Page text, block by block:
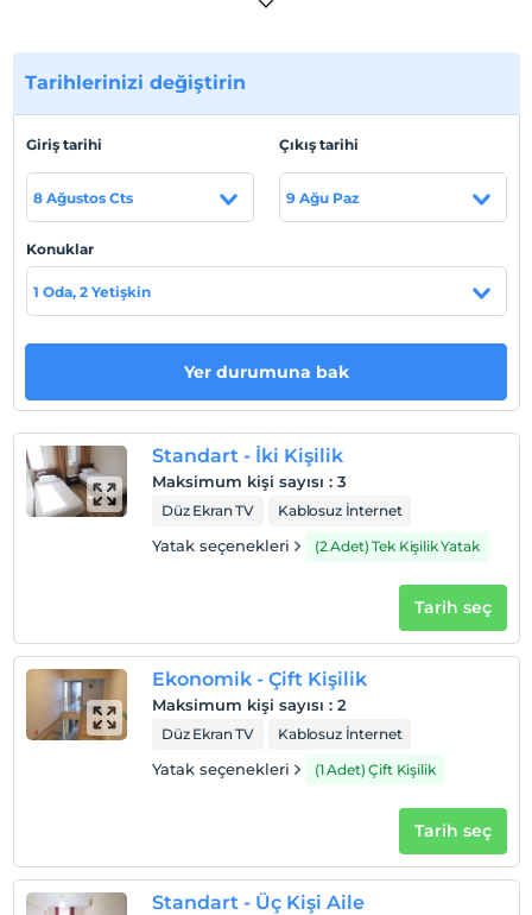
hamamı ve bahçesiyle, sıcak ve samimi bir ortam
Tesis lokasyon bilgileri
Haritada Göster
Otel koşulları
Check/in
En erken saat 13:00 ve sonrası
Check/out
En geç saat 12:00 ve öncesi
Evcil Hayvan
Evcil hayvan kabul edilmemektedir.
Odalarda sigara içilmez
Her bir oda için 9 yaşına kadar 1 çocuk ücretsizdir
Tarihlerinizi değiştirin
Giriş tarihi
8 Ağustos Cts
Çıkış tarihi
9 Ağu Paz
Konuklar
1 Oda, 2 Yetişkin
Yer durumuna bak
Standart - İki Kişilik
Maksimum kişi sayısı : 3
Düz Ekran TV Kablosuz İnternet
Yatak seçenekleri (2 Adet) Tek Kişilik Yatak
Tarih seç
Ekonomik - Çift Kişilik
Maksimum kişi sayısı : 2
Düz Ekran TV Kablosuz İnternet
Yatak seçenekleri (1 Adet) Çift Kişilik
Tarih seç
Standart - Üç Kişi Aile